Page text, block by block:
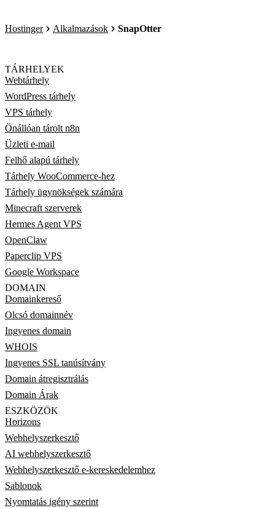
Hostinger Alkalmazások SnapOtter
TÁRHELYEK
Webtárhely
WordPress tárhely
VPS tárhely
Önállóan tárolt n8n
Üzleti e-mail
Felhő alapú tárhely
Tárhely WooCommerce-hez
Tárhely ügynökségek számára
Minecraft szerverek
Hermes Agent VPS
OpenClaw
Paperclip VPS
Google Workspace
DOMAIN
Domainkereső
Olcsó domainnév
Ingyenes domain
WHOIS
Ingyenes SSL tanúsítvány
Domain átregisztrálás
Domain Árak
ESZKÖZÖK
Horizons
Webhelyszerkesztő
AI webhelyszerkesztő
Webhelyszerkesztő e-kereskedelemhez
Sablonok
Nyomtatás igény szerint